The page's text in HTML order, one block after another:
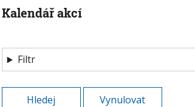
O
B
O
N
V
Kalendář akcí
Filtr